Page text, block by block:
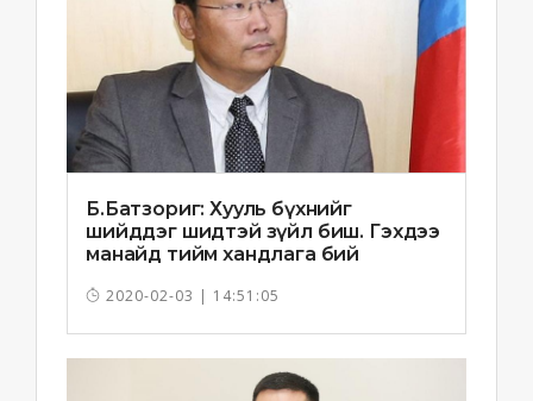
Б.Батзориг: Хууль бүхнийг
шийддэг шидтэй зүйл биш. Гэхдээ
манайд тийм хандлага бий
2020-02-03 | 14:51:05